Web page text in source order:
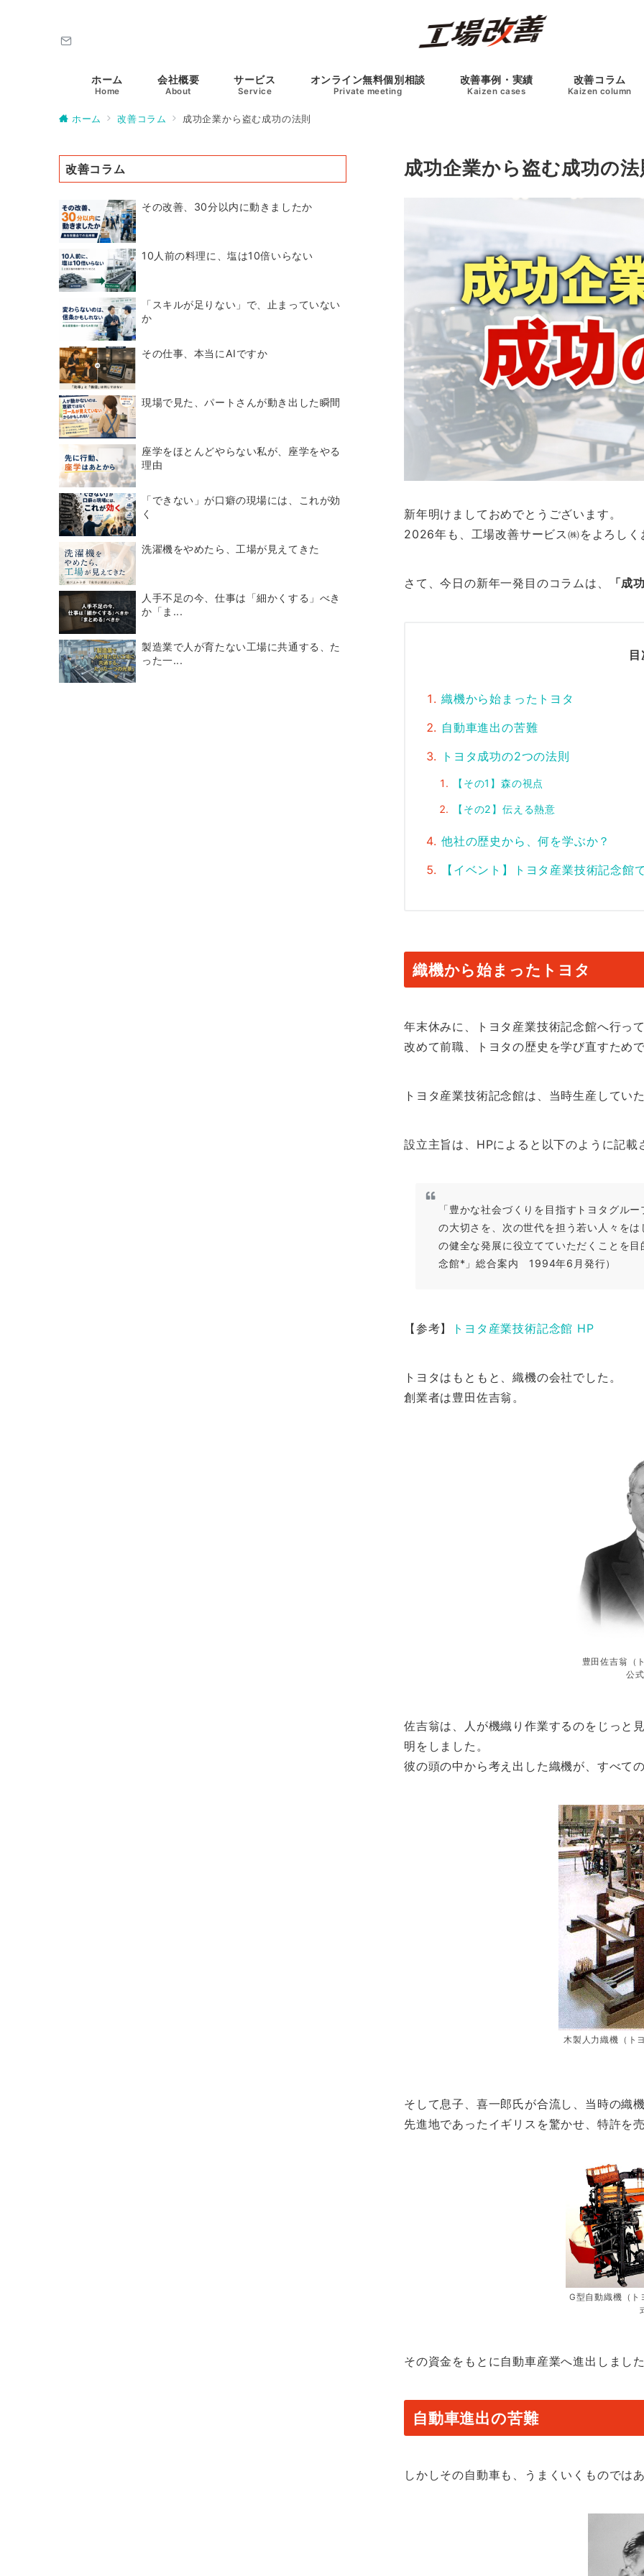
ホーム
Home
会社概要
About
サービス
Service
オンライン無料個別相談
Private meeting
改善事例・実績
Kaizen cases
改善コラム
Kaizen column
ホーム 改善コラム 成功企業から盗む成功の法則
成功企業から盗む成功の法
新年明けましておめでとうございます。
2026年も、工場改善サービス㈱をよろしく
さて、今日の新年一発目のコラムは、 「成
目
織機から始まったトヨタ
自動車進出の苦難
トヨタ成功の2つの法則
【その1】森の視点
【その2】伝える熱意
他社の歴史から、何を学ぶか？
【イベント】トヨタ産業技術記念館
織機から始まったトヨタ
年末休みに、トヨタ産業技術記念館へ行って
改めて前職、トヨタの歴史を学び直すためで
トヨタ産業技術記念館は、当時生産してい
設立主旨は、HPによると以下のように記載
「豊かな社会づくりを目指すトヨタグル
の大切さを、次の世代を担う若い人々を
の健全な発展に役立てていただくことを
念館*」総合案内 1994年6月発行）
【参考】 トヨタ産業技術記念館 HP
トヨタはもともと、織機の会社でした。
創業者は豊田佐吉翁。
豊田佐吉翁（
公
佐吉翁は、人が機織り作業するのをじっと
明をしました。
彼の頭の中から考え出した織機が、すべて
木製人力織機（ト
そして息子、喜一郎氏が合流し、当時の織
先進地であったイギリスを驚かせ、特許を売
G型自動織機（
その資金をもとに自動車産業へ進出しました
自動車進出の苦難
しかしその自動車も、うまくいくものではあ
改善コラム
その改善、30分以内に動きましたか
10人前の料理に、塩は10倍いらない
「スキルが足りない」で、止まっていない
か
その仕事、本当にAIですか
現場で見た、パートさんが動き出した瞬間
座学をほとんどやらない私が、座学をやる
理由
「できない」が口癖の現場には、これが効
く
洗濯機をやめたら、工場が見えてきた
人手不足の今、仕事は「細かくする」べき
か「ま...
製造業で人が育たない工場に共通する、た
った一...